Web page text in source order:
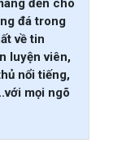
đến cho
đá trong
về tin
luyện viên,
nổi tiếng,
mọi ngõ